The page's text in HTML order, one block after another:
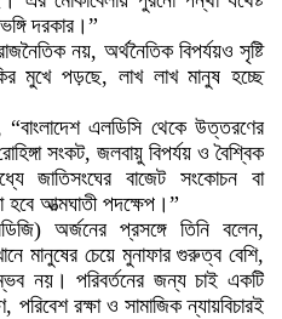
দরকার।”
নয়, অর্থনৈতিক বিপর্যয়ও সৃষ্টি
মুখে পড়ছে, লাখ লাখ মানুষ হচ্ছে
এলডিসি থেকে উত্তরণের
সংকট, জলবায়ু বিপর্যয় ও বৈশ্বিক
জাতিসংঘের বাজেট সংকোচন বা
আত্মঘাতী পদক্ষেপ।”
অর্জনের প্রসঙ্গে তিনি বলেন,
মানুষের চেয়ে মুনাফার গুরুত্ব বেশি,
নয়। পরিবর্তনের জন্য চাই একটি
পরিবেশ রক্ষা ও সামাজিক ন্যায়বিচারই